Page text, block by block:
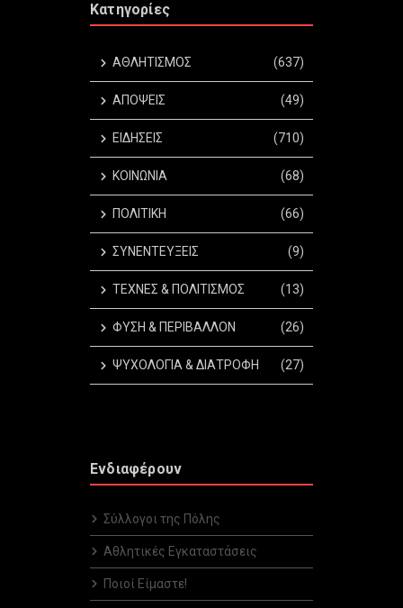
Κατηγορίες
ΑΘΛΗΤΙΣΜΟΣ (637)
ΑΠΟΨΕΙΣ (49)
ΕΙΔΗΣΕΙΣ (710)
ΚΟΙΝΩΝΙΑ (68)
ΠΟΛΙΤΙΚΗ (66)
ΣΥΝΕΝΤΕΥΞΕΙΣ (9)
ΤΕΧΝΕΣ & ΠΟΛΙΤΙΣΜΟΣ (13)
ΦΥΣΗ & ΠΕΡΙΒΑΛΛΟΝ (26)
ΨΥΧΟΛΟΓΙΑ & ΔΙΑΤΡΟΦΗ (27)
Ενδιαφέρουν
Σύλλογοι της Πόλης
Αθλητικές Εγκαταστάσεις
Ποιοί Είμαστε!